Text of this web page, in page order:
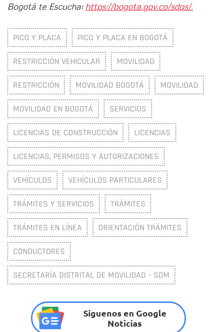
Bogotá te Escucha: https://bogota.gov.co/sdqs/.
PICO Y PLACA PICO Y PLACA EN BOGOTÁ
RESTRICCIÓN VEHICULAR MOVILIDAD
RESTRICCIÓN MOVILIDAD BOGOTÁ MOVILIDAD
MOVILIDAD EN BOGOTÁ SERVICIOS
LICENCIAS DE CONSTRUCCIÓN LICENCIAS
LICENCIAS, PERMISOS Y AUTORIZACIONES
VEHÍCULOS VEHÍCULOS PARTICULARES
TRÁMITES Y SERVICIOS TRÁMITES
TRÁMITES EN LÍNEA ORIENTACIÓN TRÁMITES
CONDUCTORES
SECRETARÍA DISTRITAL DE MOVILIDAD - SDM
Síguenos en Google
Noticias